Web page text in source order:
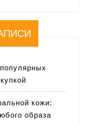
кожи:
образа